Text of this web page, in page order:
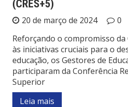
(CRES+5)
20 de março de 2024
0
Reforçando o compromisso da
às iniciativas cruciais para o
educação, os Gestores de
participaram da Conferência
Superior
Leia mais